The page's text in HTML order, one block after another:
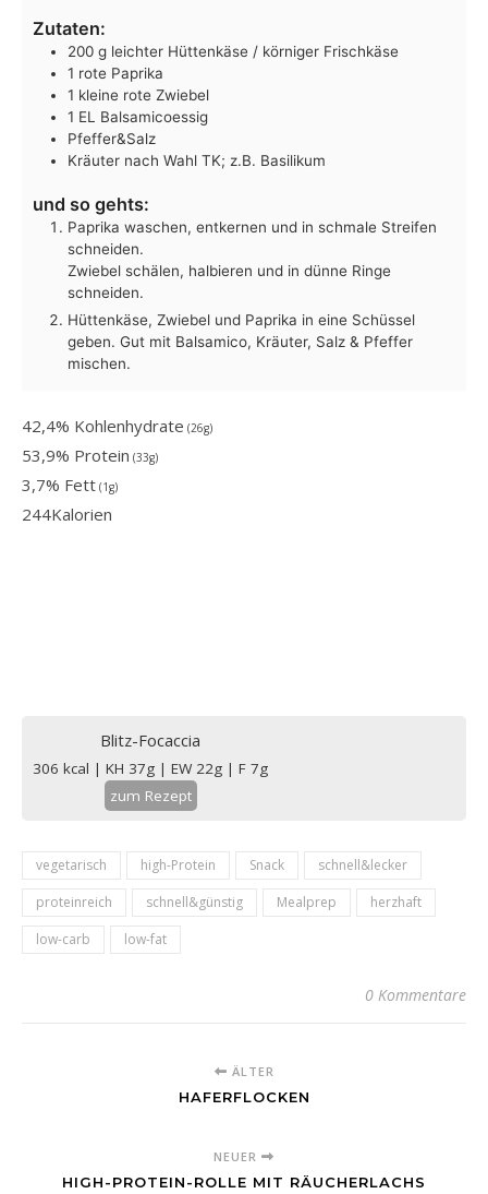
Zutaten:
200 g leichter Hüttenkäse / körniger Frischkäse
1 rote Paprika
1 kleine rote Zwiebel
1 EL Balsamicoessig
Pfeffer&Salz
Kräuter nach Wahl TK; z.B. Basilikum
und so gehts:
Paprika waschen, entkernen und in schmale Streifen
schneiden.
Zwiebel schälen, halbieren und in dünne Ringe
schneiden.
Hüttenkäse, Zwiebel und Paprika in eine Schüssel
geben. Gut mit Balsamico, Kräuter, Salz & Pfeffer
mischen.
42,4% Kohlenhydrate (26g)
53,9% Protein (33g)
3,7% Fett (1g)
244Kalorien
Blitz-Focaccia
306 kcal | KH 37g | EW 22g | F 7g
zum Rezept
vegetarisch high-Protein Snack
schnell&lecker
proteinreich
schnell&günstig Mealprep
herzhaft
low-carb
low-fat
0 Kommentare
ÄLTER
HAFERFLOCKEN
NEUER
HIGH-PROTEIN-ROLLE MIT RÄUCHERLACHS